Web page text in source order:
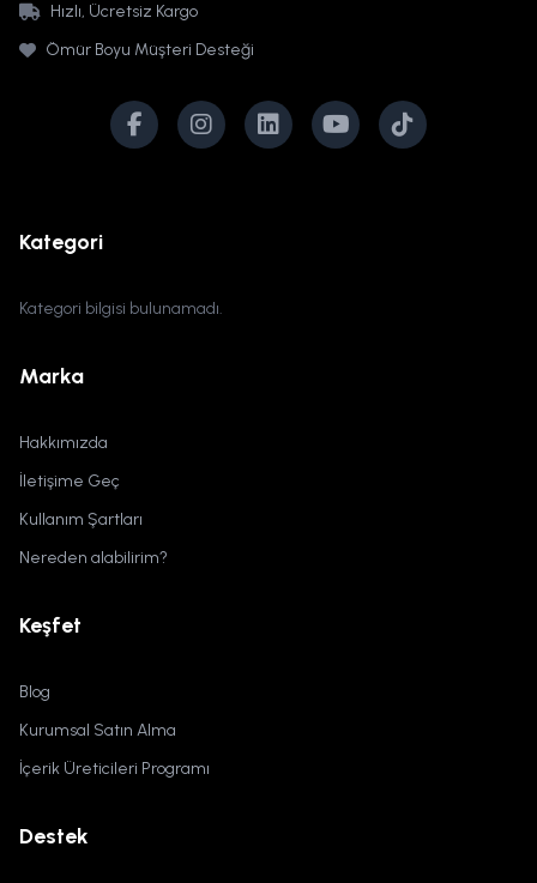
Hızlı, Ücretsiz Kargo
Ömür Boyu Müşteri Desteği
Kategori
Kategori bilgisi bulunamadı.
Marka
Hakkımızda
İletişime Geç
Kullanım Şartları
Nereden alabilirim?
Keşfet
Blog
Kurumsal Satın Alma
İçerik Üreticileri Programı
Destek